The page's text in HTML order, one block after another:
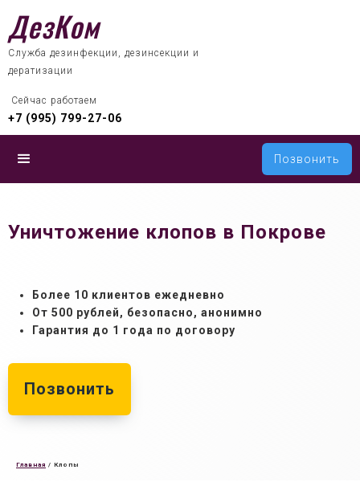
ДезКом
Служба дезинфекции, дезинсекции и
дератизации
Сейчас работаем
+7 (995) 799-27-06
Позвонить
Уничтожение клопов в Покрове
Более 10 клиентов ежедневно
От 500 рублей, безопасно, анонимно
Гарантия до 1 года по договору
Позвонить
Главная / Клопы